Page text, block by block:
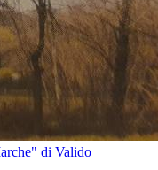
di Valido